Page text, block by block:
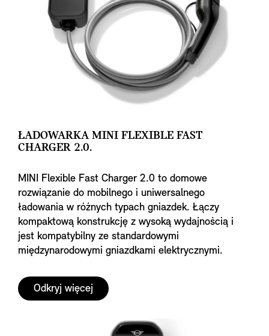
ŁADOWARKA MINI FLEXIBLE FAST
CHARGER 2.0.
MINI Flexible Fast Charger 2.0 to domowe
rozwiązanie do mobilnego i uniwersalnego
ładowania w różnych typach gniazdek. Łączy
kompaktową konstrukcję z wysoką wydajnością i
jest kompatybilny ze standardowymi
międzynarodowymi gniazdkami elektrycznymi.
Odkryj więcej